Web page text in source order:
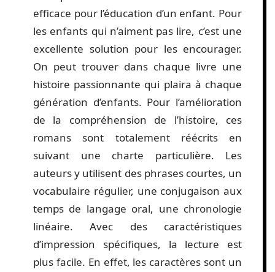
efficace pour l’éducation d’un enfant. Pour
les enfants qui n’aiment pas lire, c’est une
excellente solution pour les encourager.
On peut trouver dans chaque livre une
histoire passionnante qui plaira à chaque
génération d’enfants. Pour l’amélioration
de la compréhension de l’histoire, ces
romans sont totalement réécrits en
suivant une charte particulière. Les
auteurs y utilisent des phrases courtes, un
vocabulaire régulier, une conjugaison aux
temps de langage oral, une chronologie
linéaire. Avec des caractéristiques
d’impression spécifiques, la lecture est
plus facile. En effet, les caractères sont un